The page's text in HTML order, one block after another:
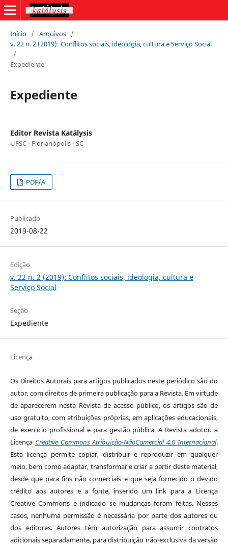
Início / Arquivos /
v. 22 n. 2 (2019): Conflitos sociais, ideologia, cultura e Serviço Social
/
Expediente
Expediente
Editor Revista Katálysis
UFSC - Florianópolis - SC
PDF/A
Publicado
2019-08-22
Edição
v. 22 n. 2 (2019): Conflitos sociais, ideologia, cultura e
Serviço Social
Seção
Expediente
Licença
Os Direitos Autorais para artigos publicados neste periódico são do
autor, com direitos de primeira publicação para a Revista. Em virtude
de aparecerem nesta Revista de acesso público, os artigos são de
uso gratuito, com atribuições próprias, em aplicações educacionais,
de exercício profissional e para gestão pública. A Revista adotou a
Licença Creative Commons Atribuição-NãoComercial 4.0 Internacional.
Esta licença permite copiar, distribuir e reproduzir em qualquer
meio, bem como adaptar, transformar e criar a partir deste material,
desde que para fins não comerciais e que seja fornecido o devido
crédito aos autores e a fonte, inserido um link para a Licença
Creative Commons e indicado se mudanças foram feitas. Nesses
casos, nenhuma permissão é necessária por parte dos autores ou
dos editores.Autores têm autorização para assumir contratos
adicionais separadamente, para distribuição não-exclusiva da versão